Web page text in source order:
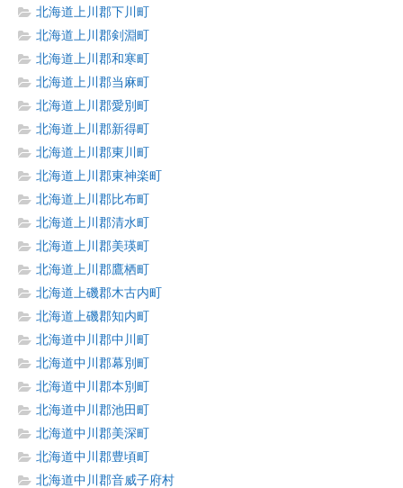
北海道上川郡下川町
北海道上川郡剣淵町
北海道上川郡和寒町
北海道上川郡当麻町
北海道上川郡愛別町
北海道上川郡新得町
北海道上川郡東川町
北海道上川郡東神楽町
北海道上川郡比布町
北海道上川郡清水町
北海道上川郡美瑛町
北海道上川郡鷹栖町
北海道上磯郡木古内町
北海道上磯郡知内町
北海道中川郡中川町
北海道中川郡幕別町
北海道中川郡本別町
北海道中川郡池田町
北海道中川郡美深町
北海道中川郡豊頃町
北海道中川郡音威子府村